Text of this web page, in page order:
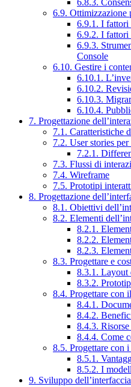
6.8.3.
6.9. Ottimizzazione
6.9.1. I fattori
6.9.2. I fattori
6.9.3.
Console
6.10. Gestire i
6.10.1.
6.10.2.
6.10.3.
6.10.4.
7. Progettazione
7.1. Caratteristiche
7.2. User stories
7.2.1.
7.3. Flussi di
7.4. Wireframe
7.5. Prototipi
8. Progettazione
8.1. Obiettivi
8.2. Elementi
8.2.1.
8.2.2.
8.2.3.
8.3. Progettare e
8.3.1. Layout
8.3.2.
8.4. Progettare con
8.4.1.
8.4.2.
8.4.3.
8.4.4. Come
8.5. Progettare con
8.5.1.
8.5.2. I
9. Sviluppo dell’interfaccia